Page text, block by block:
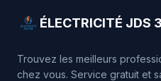
ÉLECTRICITÉ JDS
Trouvez les meilleurs
chez vous. Service gratuit et